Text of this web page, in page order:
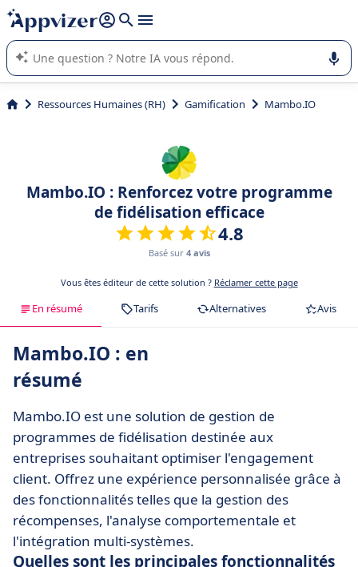
répondre (plusieurs lignes avec
L'IA de Appvizer vous guide dans l'utilisation ou la sélection de
logiciel SaaS en entreprise.
Ressources Humaines (RH) Gamification Mambo.IO
Mambo.IO : Renforcez votre programme
de fidélisation efficace
4.8
Basé sur 4 avis
Vous êtes éditeur de cette solution ? Réclamer cette page
En résumé Tarifs Alternatives Avis
Mambo.IO : en
résumé
Mambo.IO est une solution de gestion de
programmes de fidélisation destinée aux
entreprises souhaitant optimiser l'engagement
client. Offrez une expérience personnalisée grâce à
des fonctionnalités telles que la gestion des
récompenses, l'analyse comportementale et
l'intégration multi-systèmes.
Quelles sont les principales fonctionnalités